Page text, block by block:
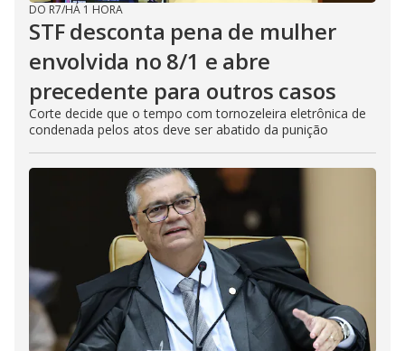
DO R7/HÁ 1 HORA
STF desconta pena de mulher
envolvida no 8/1 e abre
precedente para outros casos
Corte decide que o tempo com tornozeleira eletrônica de
condenada pelos atos deve ser abatido da punição